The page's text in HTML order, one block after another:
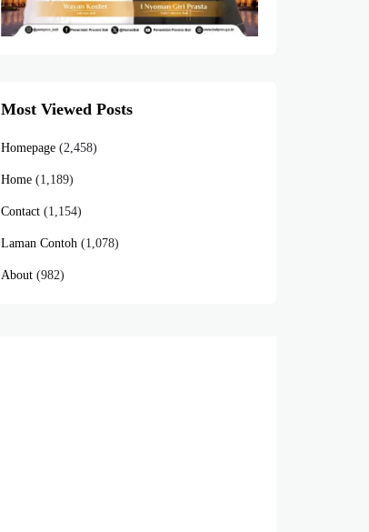
Most Viewed Posts
Homepage (2,458)
Home (1,189)
Contact (1,154)
Laman Contoh (1,078)
About (982)